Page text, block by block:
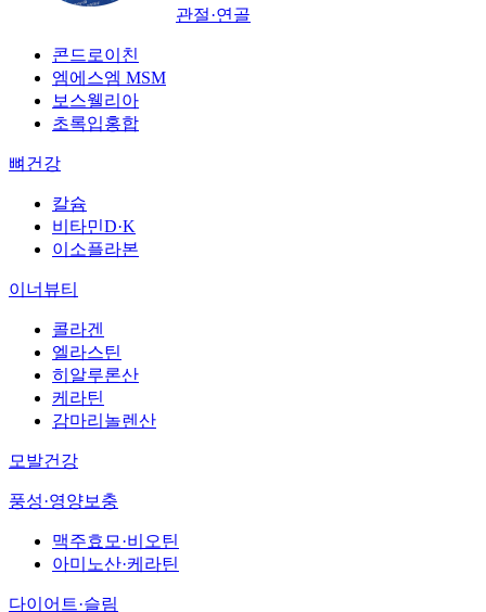
관절·연골
콘드로이친
엠에스엠 MSM
보스웰리아
초록입홍합
뼈건강
칼슘
비타민D·K
이소플라본
이너뷰티
콜라겐
엘라스틴
히알루론산
케라틴
감마리놀렌산
모발건강
풍성·영양보충
맥주효모·비오틴
아미노산·케라틴
다이어트·슬림